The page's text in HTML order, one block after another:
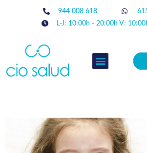
944 008 618
L-J: 10:00h - 20:00h V: